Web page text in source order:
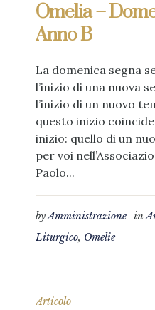
Omelia –
Anno B
La domenica segna
l’inizio di una nuova
l’inizio di un nuovo
questo inizio
inizio: quello di un
per voi
Paolo...
byAmministrazione in
Liturgico, Omelie
Articolo